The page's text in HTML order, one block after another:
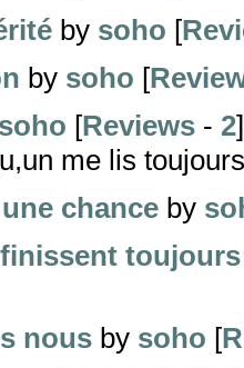
by soho [
by soho [
soho [Reviews - 2
me lis
chance by
nous by soho [